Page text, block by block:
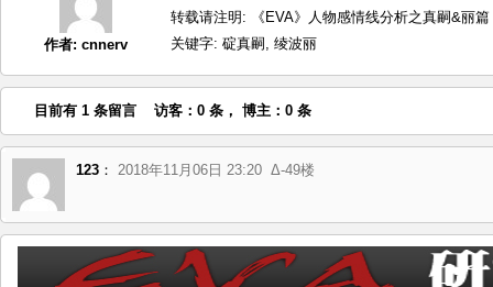
作者: cnnerv
转载请注明:
《EVA》人物感情线分析之真嗣&丽
关键字: 碇真嗣 , 绫波丽
目前有 1 条留言 访客：0 条， 博主：0 条
123 ： 2018年11月06日 23:20 Δ-49楼